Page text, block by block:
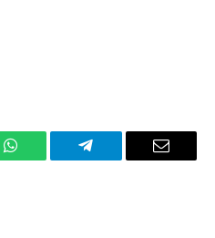
WhatsApp Telegram Email